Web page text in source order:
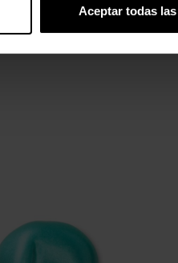
Aceptar todas